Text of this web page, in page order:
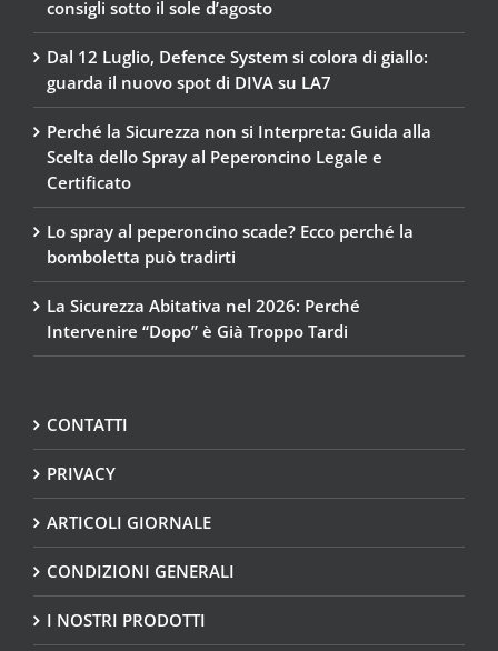
consigli sotto il sole d’agosto
Dal 12 Luglio, Defence System si colora di giallo:
guarda il nuovo spot di DIVA su LA7
Perché la Sicurezza non si Interpreta: Guida alla
Scelta dello Spray al Peperoncino Legale e
Certificato
Lo spray al peperoncino scade? Ecco perché la
bomboletta può tradirti
La Sicurezza Abitativa nel 2026: Perché
Intervenire “Dopo” è Già Troppo Tardi
CONTATTI
PRIVACY
ARTICOLI GIORNALE
CONDIZIONI GENERALI
I NOSTRI PRODOTTI